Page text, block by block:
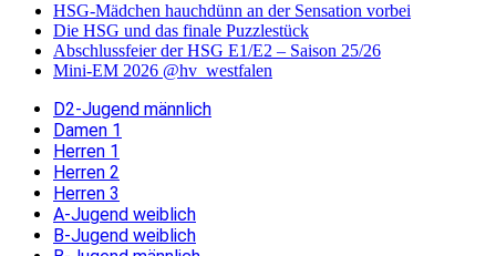
HSG-Mädchen hauchdünn an der Sensation vorbei
Die HSG und das finale Puzzlestück
Abschlussfeier der HSG E1/E2 – Saison 25/26
Mini-EM 2026 @hv_westfalen
D2-Jugend männlich
Damen 1
Herren 1
Herren 2
Herren 3
A-Jugend weiblich
B-Jugend weiblich